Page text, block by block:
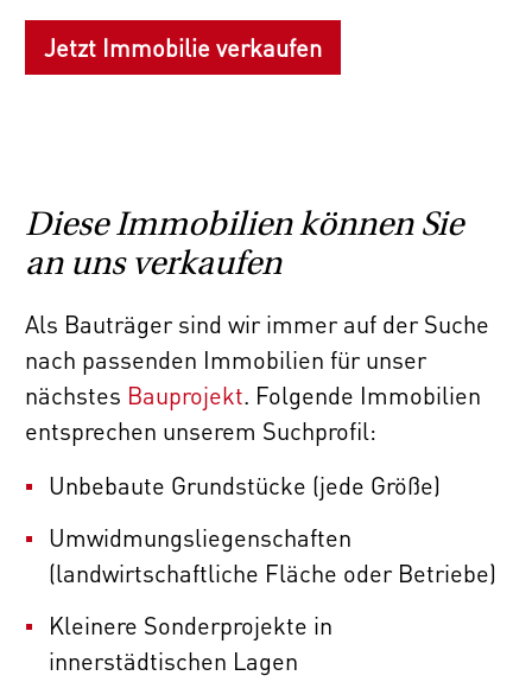
Jetzt Immobilie verkaufen
Diese Immobilien können Sie
an uns verkaufen
Als Bauträger sind wir immer auf der Suche
nach passenden Immobilien für unser
nächstes Bauprojekt. Folgende Immobilien
entsprechen unserem Suchprofil:
Unbebaute Grundstücke (jede Größe)
Umwidmungsliegenschaften
(landwirtschaftliche Fläche oder Betriebe)
Kleinere Sonderprojekte in
innerstädtischen Lagen